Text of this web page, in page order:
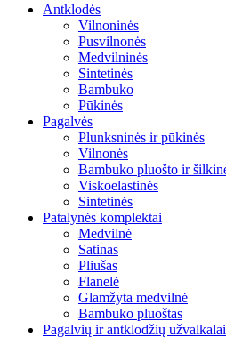
Antklodės
Vilnoninės
Pusvilnonės
Medvilninės
Sintetinės
Bambuko
Pūkinės
Pagalvės
Plunksninės ir pūkinės
Vilnonės
Bambuko pluošto ir
Viskoelastinės
Sintetinės
Patalynės komplektai
Medvilnė
Satinas
Pliušas
Flanelė
Glamžyta medvilnė
Bambuko pluoštas
Pagalvių ir antklodžių užvalkalai